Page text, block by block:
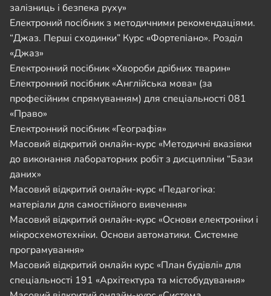
залізниць і безпека руху»
Електроний посібник з методичними рекомендаціями.
“Джаз. Перші сходинки” Курс «Фортепіано». Розділ
«Джаз»
Електронний посібник «Хвороби дрібних тварин»
Електронний посібник «Англійська мова» (за
професійним спрямуванням) для спеціальності 081
«Право»
Електронний посібник «Географія»
Масовий відкритий онлайн-курс «Методичні вказівки
до виконання лабораторних робіт з дисципліни “Бази
даних»
Масовий відкритий онлайн-курс «Педагогіка:
матеріали для самостійного вивчення»
Масовий відкритий онлайн-курс «Основи електроніки і
мікросхемотехніки. Основи автоматики. Системне
програмування»
Масовий відкритий онлайн курс «План будівлі» для
спеціальності 191 «Архітектура та містобудування»